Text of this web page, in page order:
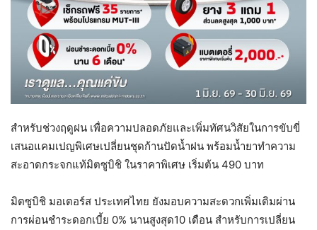
สำหรับช่วงฤดูฝน เพื่อความปลอดภัยและเพิ่มทัศนวิสัยในการขับขี่
เสนอแคมเปญพิเศษเปลี่ยนชุดก้านปัดน้ำฝน พร้อมน้ำยาทำความ
สะอาดกระจกแท้มิตซูบิชิ ในราคาพิเศษ เริ่มต้น 490 บาท
มิตซูบิชิ มอเตอร์ส ประเทศไทย ยังมอบความสะดวกเพิ่มเติมผ่าน
การผ่อนชำระดอกเบี้ย 0% นานสูงสุด10 เดือน สำหรับการเปลี่ยน